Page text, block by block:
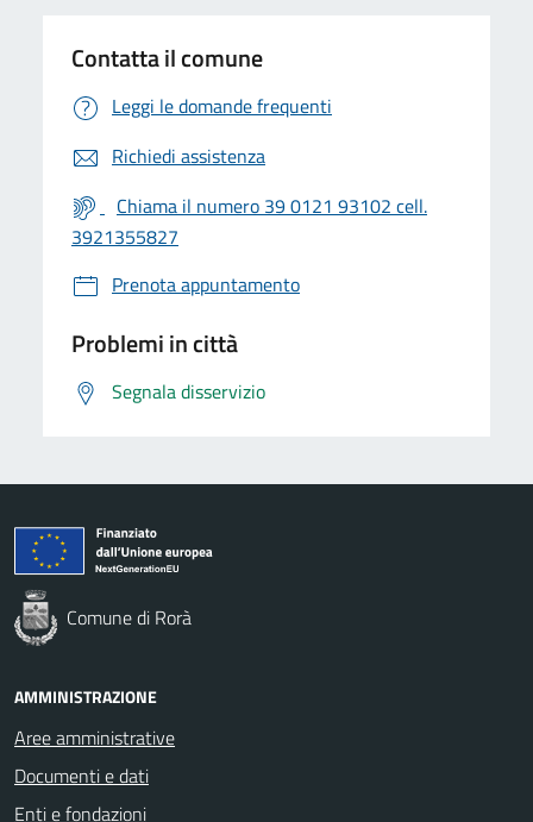
Contatta il comune
Leggi le domande frequenti
Richiedi assistenza
Chiama il numero 39 0121 93102 cell.
3921355827
Prenota appuntamento
Problemi in città
Segnala disservizio
Comune di Rorà
AMMINISTRAZIONE
Aree amministrative
Documenti e dati
Enti e fondazioni